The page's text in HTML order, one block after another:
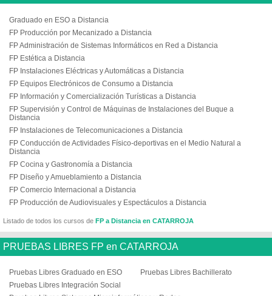
Graduado en ESO a Distancia
FP Producción por Mecanizado a Distancia
FP Administración de Sistemas Informáticos en Red a Distancia
FP Estética a Distancia
FP Instalaciones Eléctricas y Automáticas a Distancia
FP Equipos Electrónicos de Consumo a Distancia
FP Información y Comercialización Turísticas a Distancia
FP Supervisión y Control de Máquinas de Instalaciones del Buque a
Distancia
FP Instalaciones de Telecomunicaciones a Distancia
FP Conducción de Actividades Físico-deportivas en el Medio Natural a
Distancia
FP Cocina y Gastronomía a Distancia
FP Diseño y Amueblamiento a Distancia
FP Comercio Internacional a Distancia
FP Producción de Audiovisuales y Espectáculos a Distancia
Listado de todos los cursos de FP a Distancia en CATARROJA
PRUEBAS LIBRES FP en CATARROJA
Pruebas Libres Graduado en ESO
Pruebas Libres Bachillerato
Pruebas Libres Integración Social